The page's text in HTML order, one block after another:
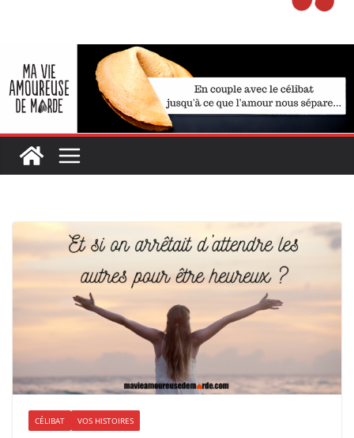
CÉLIBAT VOS HISTOIRES